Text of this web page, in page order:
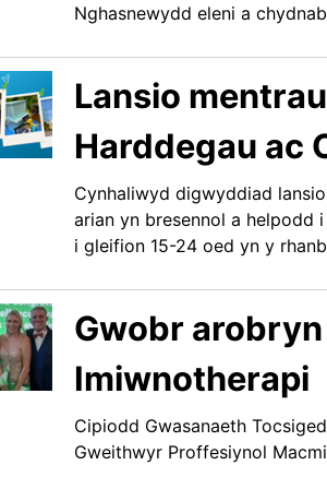
Nghasnewydd eleni a
Lansio
Harddegau ac
Cynhaliwyd digwyddiad
arian yn bresennol a helpodd
i gleifion 15-24 oed yn y
Gwobr
Imiwnotherapi
Cipiodd Gwasanaeth
Gweithwyr Proffesiynol